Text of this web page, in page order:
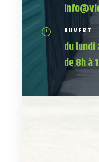
} OUVERT
du
de 8h à